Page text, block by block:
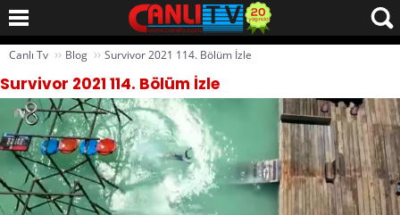
Canlı Tv ›› Blog ›› Survivor 2021 114. Bölüm İzle
Survivor 2021 114. Bölüm İzle